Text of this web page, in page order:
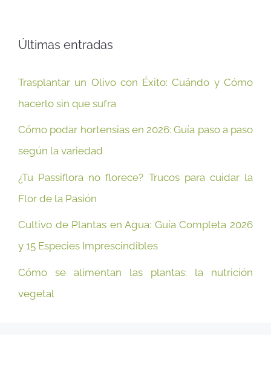
Últimas entradas
Trasplantar un Olivo con Éxito: Cuándo y Cómo
hacerlo sin que sufra
Cómo podar hortensias en 2026: Guía paso a paso
según la variedad
¿Tu Passiflora no florece? Trucos para cuidar la
Flor de la Pasión
Cultivo de Plantas en Agua: Guía Completa 2026
y 15 Especies Imprescindibles
Cómo se alimentan las plantas: la nutrición
vegetal